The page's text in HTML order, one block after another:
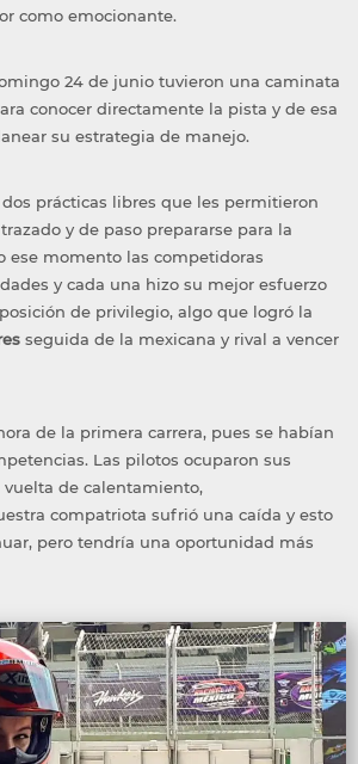
como emocionante.
24 de junio tuvieron una caminata
conocer directamente la pista y de esa
su estrategia de manejo.
prácticas libres que les permitieron
y de paso prepararse para la
ese momento las competidoras
y cada una hizo su mejor esfuerzo
de privilegio, algo que logró la
seguida de la mexicana y rival a vencer
de la primera carrera, pues se habían
Las pilotos ocuparon sus
de calentamiento,
compatriota sufrió una caída y esto
pero tendría una oportunidad más